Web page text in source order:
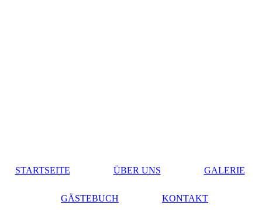
STARTSEITE ÜBER UNS GALERIE
GÄSTEBUCH KONTAKT